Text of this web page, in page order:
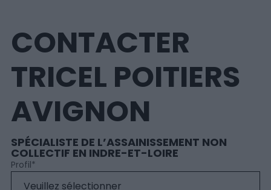
CONTACTER
TRICEL POITIERS
AVIGNON
SPÉCIALISTE DE L’ASSAINISSEMENT NON
COLLECTIF EN INDRE-ET-LOIRE
Profil*